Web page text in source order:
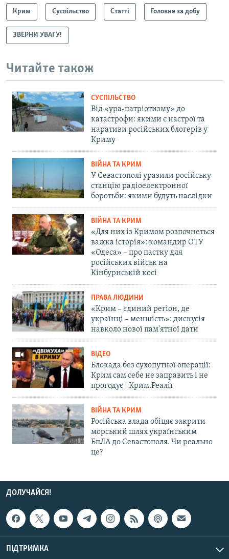
Крим Суспільство Статті Головне за добу
ЗВЕРНИ УВАГУ!
Читайте також
СУСПІЛЬСТВО
Від «ура-патріотизму» до
катастрофи: якими є настрої та
наративи російських блогерів у
Криму
ВІЙНА ТА КРИМ
У Севастополі уразили російську
станцію радіоелектронної
боротьби: якими будуть наслідки
ВІЙНА ТА КРИМ
«Для них із Кримом розпочнеться
важка історія»: командир ОТУ
«Одеса» – про пастку для
російських військ на
Кінбурнській косі
ПРАВА ЛЮДИНИ
«Крим – єдиний регіон, де
українці – меншість»: дискусія
навколо нової пам'ятної дати
ВІДЕО
Блокада без сухопутної операції:
Крим сам себе не заправить і не
прогодує | Крим.Реалії
ВІЙНА ТА КРИМ
Російська влада обіцяє закрити
морський шлях українським
БпЛА до Севастополя. Чи реально
це?
ДОЛУЧАЙСЯ!
ПІДТРИМКА